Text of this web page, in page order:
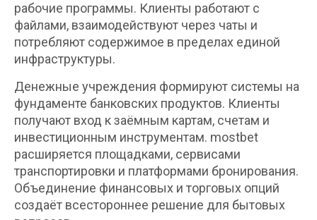
рабочие программы. Клиенты работают с
файлами, взаимодействуют через чаты и
потребляют содержимое в пределах единой
инфраструктуры.
Денежные учреждения формируют системы на
фундаменте банковских продуктов. Клиенты
получают вход к заёмным картам, счетам и
инвестиционным инструментам. mostbet
расширяется площадками, сервисами
транспортировки и платформами бронирования.
Объединение финансовых и торговых опций
создаёт всестороннее решение для бытовых